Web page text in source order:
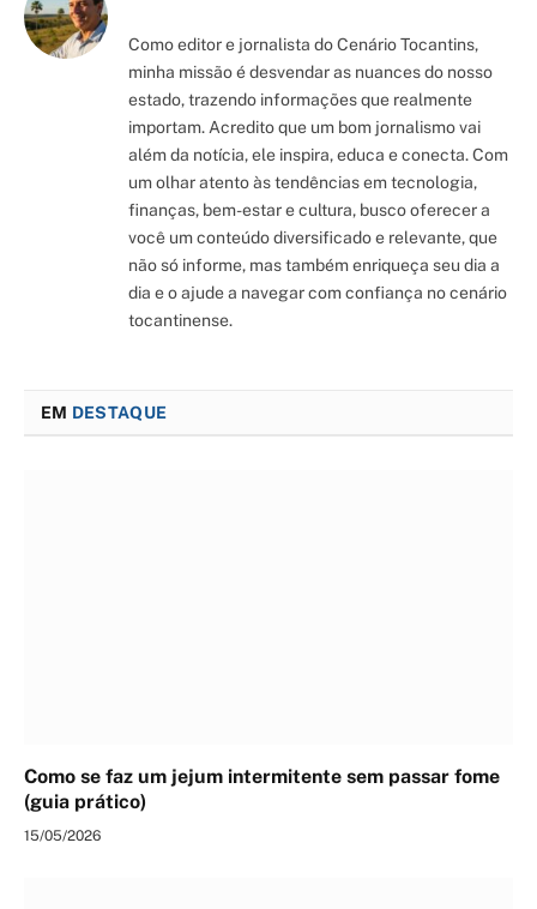
Como editor e jornalista do Cenário Tocantins,
minha missão é desvendar as nuances do nosso
estado, trazendo informações que realmente
importam. Acredito que um bom jornalismo vai
além da notícia, ele inspira, educa e conecta. Com
um olhar atento às tendências em tecnologia,
finanças, bem-estar e cultura, busco oferecer a
você um conteúdo diversificado e relevante, que
não só informe, mas também enriqueça seu dia a
dia e o ajude a navegar com confiança no cenário
tocantinense.
EM DESTAQUE
Como se faz um jejum intermitente sem passar fome
(guia prático)
15/05/2026